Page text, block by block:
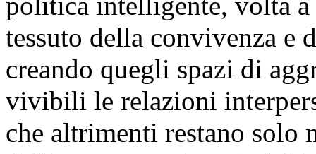
tessuto della convivenza e
creando quegli spazi di
vivibili le relazioni
che altrimenti restano solo